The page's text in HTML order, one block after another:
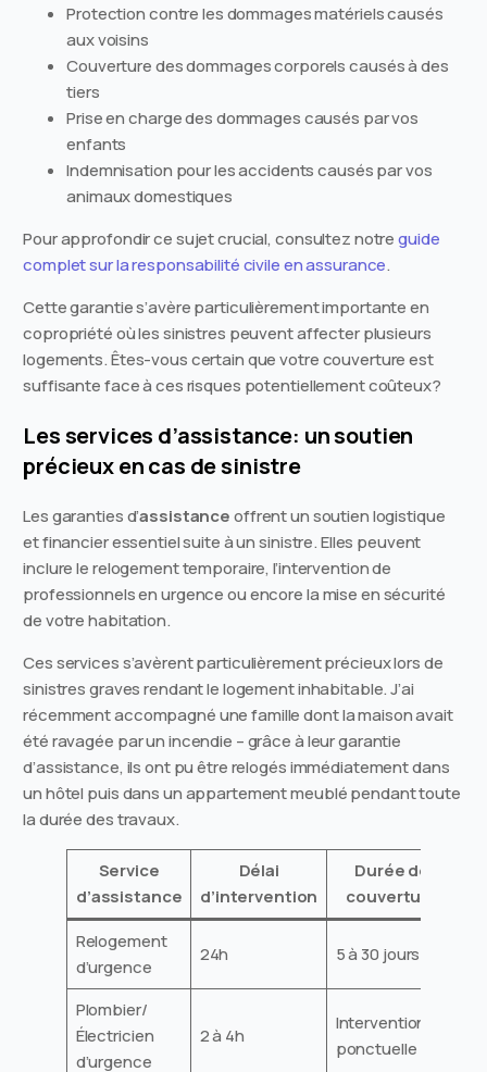
Protection contre les dommages matériels causés
aux voisins
Couverture des dommages corporels causés à des
tiers
Prise en charge des dommages causés par vos
enfants
Indemnisation pour les accidents causés par vos
animaux domestiques
Pour approfondir ce sujet crucial, consultez notreguide
complet sur la responsabilité civile en assurance.
Cette garantie s’avère particulièrement importante en
copropriété où les sinistres peuvent affecter plusieurs
logements. Êtes-vous certain que votre couverture est
suffisante face à ces risques potentiellement coûteux?
Les services d’assistance: un soutien
précieux en cas de sinistre
Les garanties d’assistanceoffrent un soutien logistique
et financier essentiel suite à un sinistre. Elles peuvent
inclure le relogement temporaire, l’intervention de
professionnels en urgence ou encore la mise en sécurité
de votre habitation.
Ces services s’avèrent particulièrement précieux lors de
sinistres graves rendant le logement inhabitable. J’ai
récemment accompagné une famille dont la maison avait
été ravagée par un incendie – grâce à leur garantie
d’assistance, ils ont pu être relogés immédiatement dans
un hôtel puis dans un appartement meublé pendant toute
la durée des travaux.
Service
d’assistance
Délai
d’intervention
Durée de
couverture
Relogement
d’urgence
24h 5 à 30 jours
Plombier/
Électricien
d’urgence
2 à 4h
Intervention
ponctuelle